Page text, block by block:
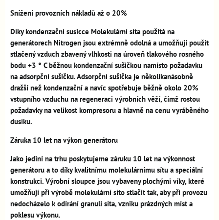
Snížení provozních nákladů až o 20%
Díky kondenzační susicce Molekulární síta použitá na
generátorech Nitrogen jsou extrémně odolná a umožňují použít
stlačený vzduch zbavený vlhkosti na úroveň tlakového rosného
bodu +3 ° C běžnou kondenzační sušičkou namísto požadavku
na adsorpční sušičku. Adsorpční sušička je několikanásobně
dražší než kondenzační a navíc spotřebuje běžně okolo 20%
vstupního vzduchu na regeneraci výrobních věží, čímž rostou
požadavky na velikost kompresoru a hlavně na cenu vyráběného
dusíku.
Záruka 10 let na výkon generátoru
Jako jediní na trhu poskytujeme záruku 10 let na výkonnost
generátoru a to díky kvalitnímu molekulárnímu sítu a speciální
konstrukci. Výrobní sloupce jsou vybaveny plochými víky, které
umožňují při výrobě molekulární síto stlačit tak, aby při provozu
nedocházelo k odírání granulí síta, vzniku prázdných míst a
poklesu výkonu.